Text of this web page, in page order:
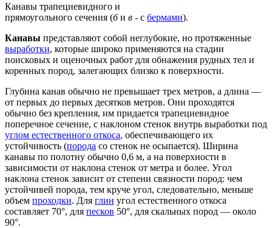
Канавы трапециевидного и
прямоугольного сечения (би в - с бермами).
Канавы представляют собой неглубокие, но протяженные
выработки, которые широко применяются на стадии
поисковых и оценочных работ для обнажения рудных тел и
коренных пород, залегающих близко к поверхности.
Глубина канав обычно не превышает трех метров, а длина —
от первых до первых десятков метров. Они проходятся
обычно без крепления, им придается трапециевидное
поперечное сечение, с наклоном стенок внутрь выработки под
углом естественного откоса, обеспечивающего их
устойчивость (порода со стенок не осыпается). Ширина
канавы по полотну обычно 0,6 м, а на поверхности в
зависимости от наклона стенок от метра и более. Угол
наклона стенок зависит от степени связности пород: чем
устойчивей порода, тем круче угол, следовательно, меньше
объем проходки. Для глин угол естественного откоса
составляет 70°, для песков 50°, для скальных пород — около
90°.